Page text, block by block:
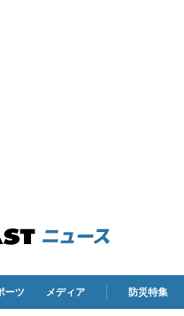
ーツ メディア 防災特集